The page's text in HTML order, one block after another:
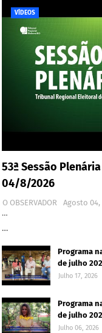
VÍDEOS
53ª Sessão
04/8/2026
O OBSERVADOR
Agosto 04,
…
…
Programa
de julho
Julho 17, 2026
Programa
de julho
Julho 06, 2026